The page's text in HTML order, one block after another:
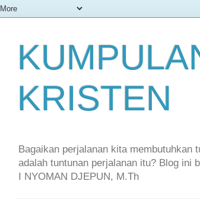
KRISTEN
Bagaikan perjalanan kita membutuhkan
adalah tuntunan perjalanan itu? Blog ini
I NYOMAN DJEPUN, M.Th